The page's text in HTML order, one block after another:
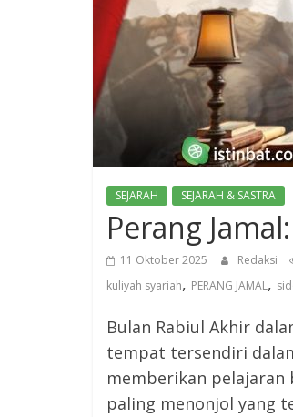
SEJARAH SEJARAH & SASTRA
Perang
11 Oktober 2025 Redaksi
kuliyah syariah, PERANG JAMAL,
Bulan Rabiul Akhir
tempat tersendiri
memberikan pelajaran
paling menonjol yang